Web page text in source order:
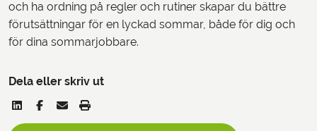
och ha ordning på regler och rutiner skapar du bättre
förutsättningar för en lyckad sommar, både för dig och
för dina sommarjobbare.
Dela eller skriv ut